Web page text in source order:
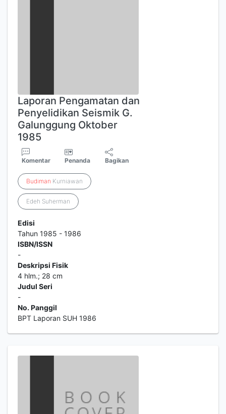
Laporan Pengamatan dan
Penyelidikan Seismik G.
Galunggung Oktober
1985
Komentar Penanda Bagikan
Budiman Kurniawan
Edeh Suherman
Edisi
Tahun 1985 - 1986
ISBN/ISSN
-
Deskripsi Fisik
4 hlm.; 28 cm
Judul Seri
-
No. Panggil
BPT Laporan SUH 1986